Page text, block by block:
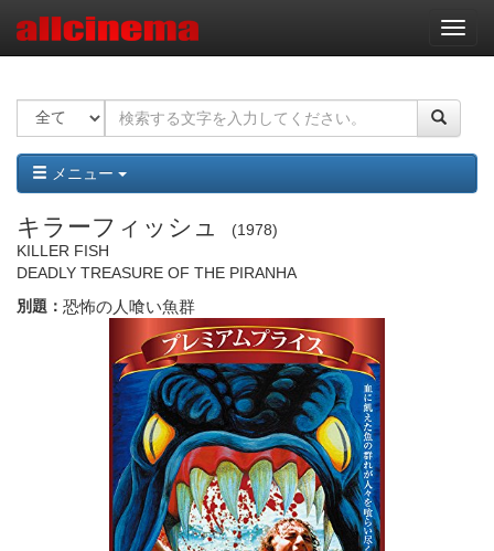
ナ
ビ
ー
ョ
ン
メニュー
キラーフィッシュ
1978
KILLER FISH
DEADLY TREASURE OF THE PIRANHA
別題： 恐怖の人喰い魚群